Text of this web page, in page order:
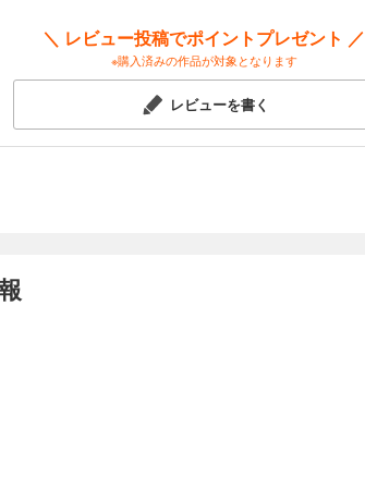
＼ レビュー投稿でポイントプレゼント ／
※購入済みの作品が対象となります
レビューを書く